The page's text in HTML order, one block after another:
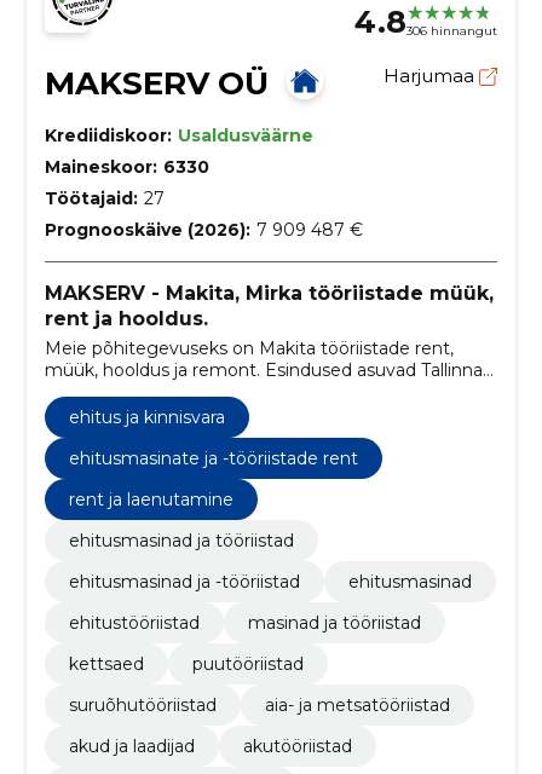
4.8306 hinnangut
MAKSERV OÜ Harjumaa
Krediidiskoor: Usaldusväärne
Maineskoor: 6330
Töötajaid: 27
Prognooskäive (2026): 7 909 487 €
MAKSERV - Makita, Mirka tööriistade müük,
rent ja hooldus.
Meie põhitegevuseks on Makita tööriistade rent,
müük, hooldus ja remont. Esindused asuvad Tallinnas
ja Tartus.
ehitus ja kinnisvara
ehitusmasinate ja -tööriistade rent
rent ja laenutamine
ehitusmasinad ja tööriistad
ehitusmasinad ja -tööriistad
ehitusmasinad
ehitustööriistad
masinad ja tööriistad
kettsaed
puutööriistad
suruõhutööriistad
aia- ja metsatööriistad
akud ja laadijad
akutööriistad